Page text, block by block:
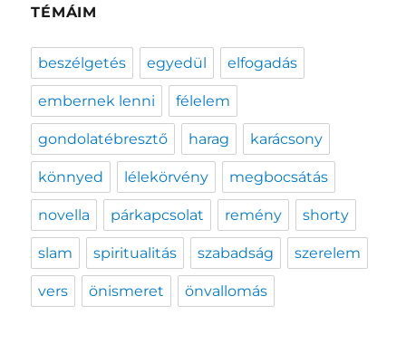
TÉMÁIM
beszélgetés egyedül elfogadás
embernek lenni félelem
gondolatébresztő harag karácsony
könnyed lélekörvény megbocsátás
novella párkapcsolat remény shorty
slam spiritualitás szabadság szerelem
vers önismeret önvallomás